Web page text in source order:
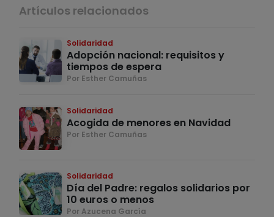
Artículos relacionados
Solidaridad
Adopción nacional: requisitos y
tiempos de espera
Por Esther Camuñas
Solidaridad
Acogida de menores en Navidad
Por Esther Camuñas
Solidaridad
Día del Padre: regalos solidarios por
10 euros o menos
Por Azucena García